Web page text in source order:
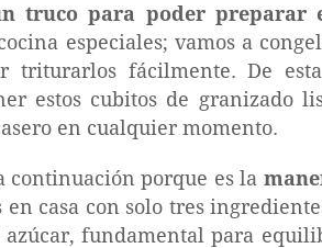
truco para poder preparar
especiales; vamos a
triturarlos fácilmente. De
estos cubitos de granizado
en cualquier momento.
continuación porque es la
casa con solo tres
fundamental para